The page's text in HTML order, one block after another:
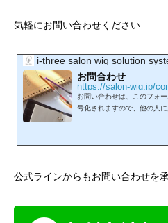
気軽にお問い合わせください
i-three salon wig solution
お問合わせ
https://salon-wig.jp/
お問い合わせは、このフォ
号化されますので、他の人
公式ラインからもお問い合わせを